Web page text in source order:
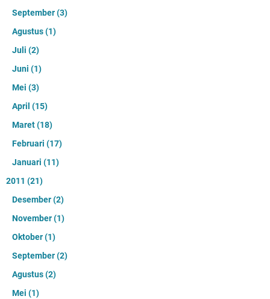
September(3)
Agustus(1)
Juli (2)
Juni (1)
Mei (3)
April (15)
Maret(18)
Februari (17)
Januari (11)
2011 (21)
Desember(2)
November(1)
Oktober(1)
September(2)
Agustus(2)
Mei (1)